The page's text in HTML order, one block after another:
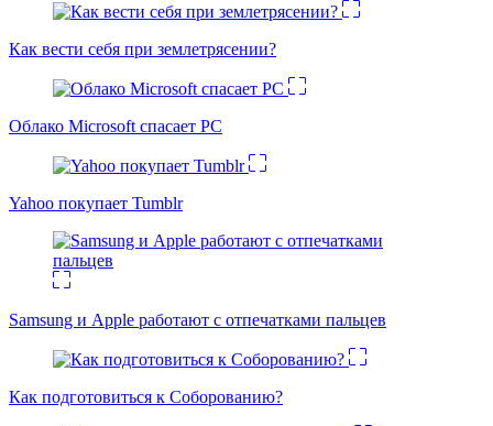
Как вести себя при землетрясении?
Облако Microsoft спасает PC
Yahoo покупает Tumblr
Samsung и Apple работают с отпечатками пальцев
Как подготовиться к Соборованию?